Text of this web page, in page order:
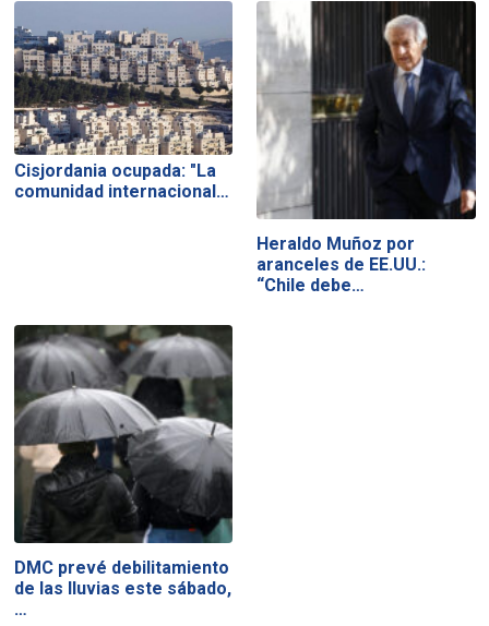
Cisjordania ocupada: "La
comunidad internacional…
Heraldo Muñoz por
aranceles de EE.UU.:
“Chile debe…
DMC prevé debilitamiento
de las lluvias este sábado,
…